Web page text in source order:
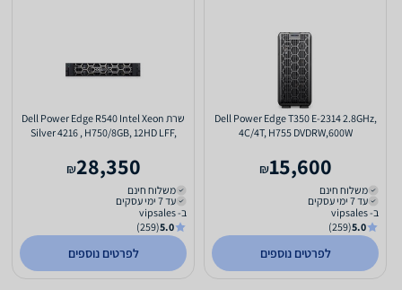
Dell Power Edge T350 E-2314 2.8GHz,
4C/4T, H755 DVDRW,600W
15,600
₪
משלוח חינם
עד 7 ימי עסקים
ב- vipsales
5.0
(259)
לפרטים נוספים
שרת Dell Power Edge R540 Intel Xeon
Silver 4216 , H750/8GB, 12HD LFF,
28,350
₪
משלוח חינם
עד 7 ימי עסקים
ב- vipsales
5.0
(259)
לפרטים נוספים